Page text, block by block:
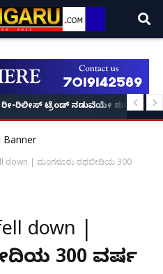
ರೀ-ರಿಲೀಸ್ ಟ್ರೆಂಡ್ ನಡುವೆಯೇ
down | ಮಂಗಳೂರು ರಥಬೀದಿಯ 300
down |
300 ವರ್ಷ